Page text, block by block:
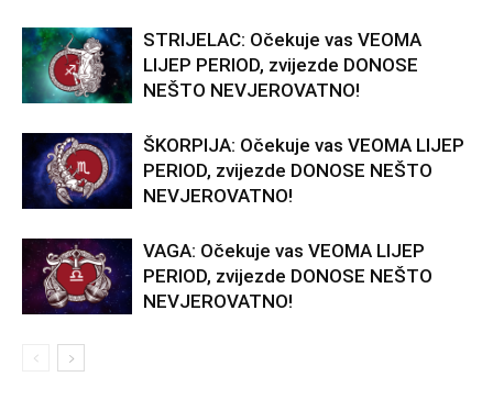
STRIJELAC: Očekuje vas VEOMA
LIJEP PERIOD, zvijezde DONOSE
NEŠTO NEVJEROVATNO!
ŠKORPIJA: Očekuje vas VEOMA LIJEP
PERIOD, zvijezde DONOSE NEŠTO
NEVJEROVATNO!
VAGA: Očekuje vas VEOMA LIJEP
PERIOD, zvijezde DONOSE NEŠTO
NEVJEROVATNO!